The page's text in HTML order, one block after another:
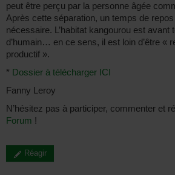
peut être perçu par la personne âgée
Après cette séparation, un temps de
nécessaire. L’habitat kangourou est avant
d’humain… en ce sens, il est loin d’être «
productif ».
* Dossier à télécharger ICI
Fanny Leroy
N’hésitez pas à participer, commenter et
Forum !
Réagir